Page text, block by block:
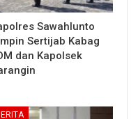
Sawahlunto
Sertijab Kabag
dan Kapolsek